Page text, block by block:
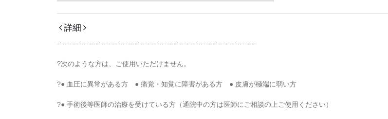
詳細
----------------------------------------------------------------------------------
?次のような方は、ご使用いただけません。
?● 血圧に異常がある方 ● 痛覚・知覚に障害がある方 ● 皮膚が極端に弱い方
?● 手術後等医師の治療を受けている方（通院中の方は医師にご相談の上ご使用ください）